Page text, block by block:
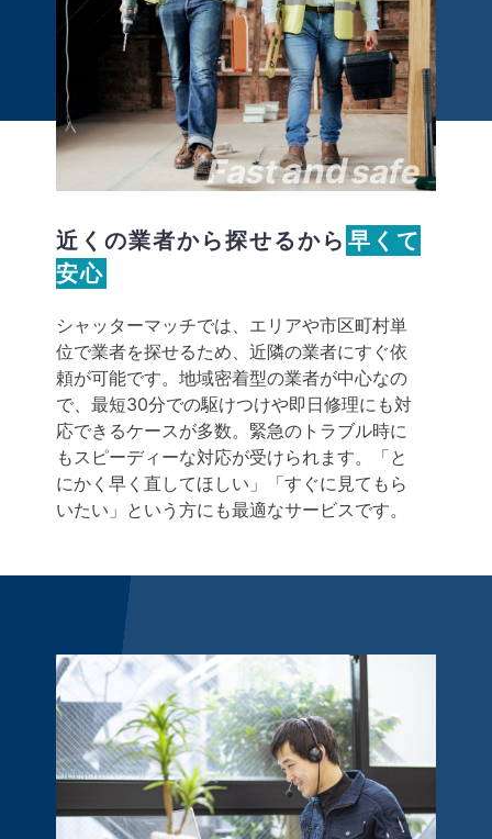
近くの業者から探せるから 早くて
安心
シャッターマッチでは、エリアや市区町村単
位で業者を探せるため、近隣の業者にすぐ依
頼が可能です。地域密着型の業者が中心なの
で、最短30分での駆けつけや即日修理にも対
応できるケースが多数。緊急のトラブル時に
もスピーディーな対応が受けられます。「と
にかく早く直してほしい」「すぐに見てもら
いたい」という方にも最適なサービスです。
Fastandsafe